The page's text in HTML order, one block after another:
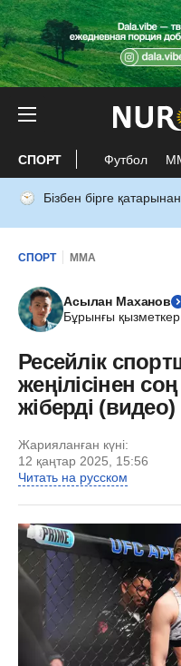
СПОРТ Футбол
Бізбен бірге
СПОРТ ММА
Асылан Маханов
Бұрынғы қызметкер
Ресейлік
жеңілісінен
жіберді (видео)
Жарияланған күні:
12 қаңтар 2025, 15:56
Читать на русском